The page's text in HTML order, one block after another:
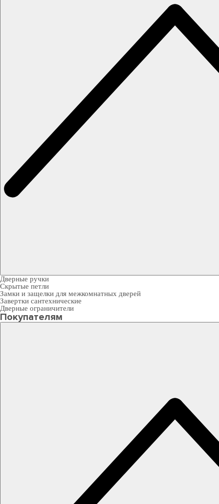
Дверные ручки
Скрытые петли
Замки и защелки для межкомнатных дверей
Завертки сантехнические
Дверные ограничители
Покупателям